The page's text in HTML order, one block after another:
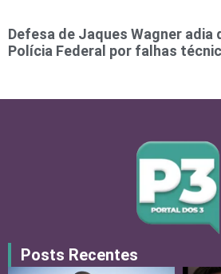
Defesa de Jaques Wagner adia
Polícia Federal por falhas
Posts Recentes